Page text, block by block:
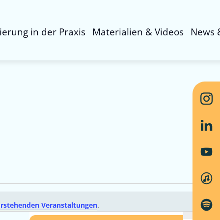
in der Praxis Materialien & Videos News
Veranstaltungen.